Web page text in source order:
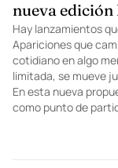
nueva
Hay lanzamientos
Apariciones que
cotidiano en algo
limitada, se mueve
En esta nueva
como punto de